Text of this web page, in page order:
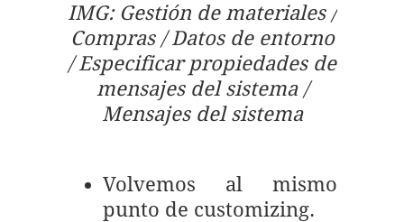
IMG: Gestión de materiales /
Compras / Datos de entorno
/ Especificar propiedades de
mensajes del sistema /
Mensajes del sistema
Volvemos al mismo
punto de customizing.